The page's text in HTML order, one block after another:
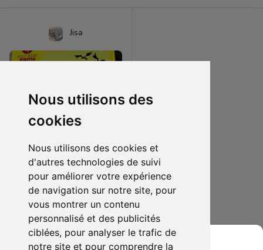
Nous utilisons des
cookies
Nous utilisons des cookies et
d'autres technologies de suivi
pour améliorer votre expérience
de navigation sur notre site, pour
vous montrer un contenu
personnalisé et des publicités
ciblées, pour analyser le trafic de
notre site et pour comprendre la
Jisa
10.00 € 1
Jeux Lucky Luke
Ajouter au lot